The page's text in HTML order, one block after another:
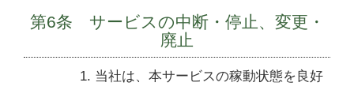
第6条 サービスの中断・停止、変更・
廃止
当社は、本サービスの稼動状態を良好